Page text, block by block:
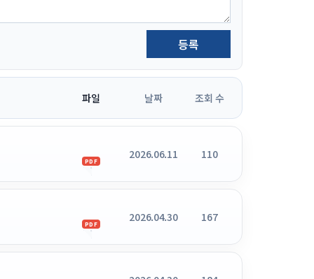
등록
파일 날짜 조회 수
PDF
2026.06.11 110
PDF
2026.04.30 167